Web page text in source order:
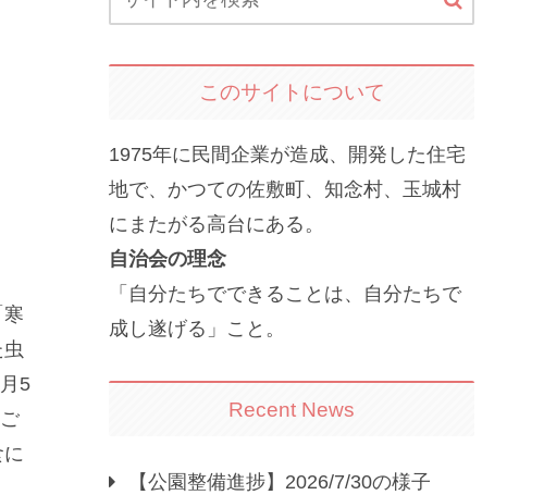
5
このサイトについて
1975年に民間企業が造成、開発した住宅
地で、かつての佐敷町、知念村、玉城村
にまたがる高台にある。
自治会の理念
「自分たちでできることは、自分たちで
成し遂げる」こと。
Recent News
【公園整備進捗】2026/7/30の様子